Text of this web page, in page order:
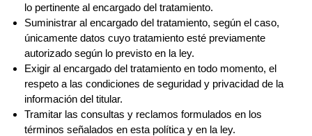
lo pertinente al encargado del tratamiento.
Suministrar al encargado del tratamiento, según el caso,
únicamente datos cuyo tratamiento esté previamente
autorizado según lo previsto en la ley.
Exigir al encargado del tratamiento en todo momento, el
respeto a las condiciones de seguridad y privacidad de la
información del titular.
Tramitar las consultas y reclamos formulados en los
términos señalados en esta política y en la ley.